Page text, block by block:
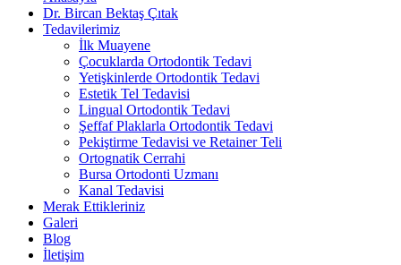
Dr. Bircan Bektaş Çıtak
Tedavilerimiz
İlk Muayene
Çocuklarda Ortodontik Tedavi
Yetişkinlerde Ortodontik Tedavi
Estetik Tel Tedavisi
Lingual Ortodontik Tedavi
Şeffaf Plaklarla Ortodontik Tedavi
Pekiştirme Tedavisi ve Retainer Teli
Ortognatik Cerrahi
Bursa Ortodonti Uzmanı
Kanal Tedavisi
Merak Ettikleriniz
Galeri
Blog
İletişim